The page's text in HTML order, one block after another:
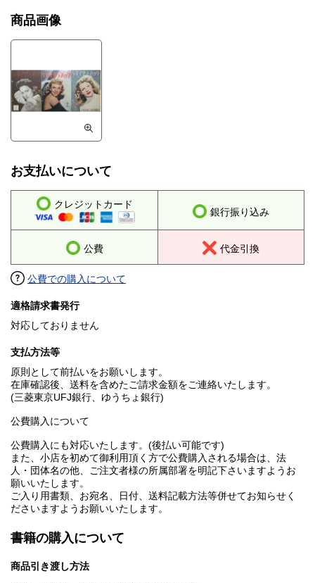
商品画像
お支払いについて
クレジットカード
銀行振り込み
公費 代金引換
公費での購入について
適格請求書発行
対応しておりません
支払方法等
原則として前払いをお願いします。
在庫確認後、送料を含めたご請求金額をご連絡いたします。
(三菱東京UFJ銀行、ゆうちょ銀行)
公費購入について
公費購入にも対応いたします。(後払い可能です)
また、小店を初めて御利用頂く方で公費購入される場合は、法
人・団体名の他、ご注文者様の所属部署を明記下さいますようお
願いいたします。
ご入り用書類、お宛名、日付、送料記載方法等併せてお知らせく
ださいますようお願いいたします。
書籍の購入について
商品引き渡し方法